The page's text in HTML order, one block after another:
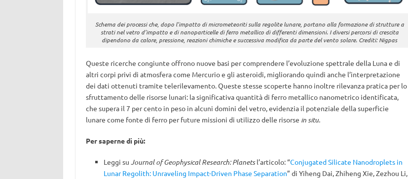
Schema dei processi che, dopo l’impatto di micrometeoriti sulla regolite lunare, portano alla formazione di strutture a
strati nel vetro d’impatto e di nanoparticelle di ferro metallico di differenti dimensioni. I diversi percorsi di crescita
dipendono da calore, pressione, reazioni chimiche e successiva modifica da parte del vento solare. Crediti: Nigpas
Queste ricerche congiunte offrono nuove basi per comprendere l’evoluzione spettrale della Luna e di
altri corpi privi di atmosfera come Mercurio e gli asteroidi, migliorando quindi anche l’interpretazione
dei dati ottenuti tramite telerilevamento. Queste stesse scoperte hanno inoltre rilevanza pratica per lo
sfruttamento delle risorse lunari: la significativa quantità di ferro metallico nanometrico identificata,
che supera il 7 per cento in peso in alcuni domini del vetro, evidenzia il potenziale della superficie
lunare come fonte di ferro per future missioni di utilizzo delle risorse in situ.
Per saperne di più:
Leggi su Journal of Geophysical Research: Planets l’articolo: “Conjugated Silicate Nanodroplets in
Lunar Regolith: Unraveling Impact-Driven Phase Separation” di Yiheng Dai, Zhiheng Xie, Zezhou Li,